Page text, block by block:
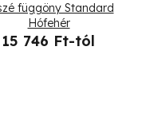
függöny Standard
Hófehér
15 746 Ft-tól